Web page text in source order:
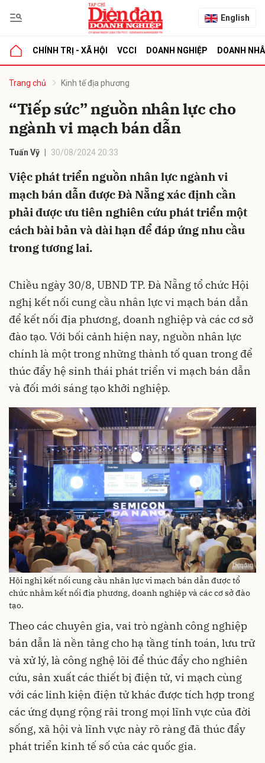
English
CHÍNH TRỊ - XÃ HỘI VCCI DOANH NGHIỆP DOANH
Trang chủ Kinh tế địa phương
“Tiếp sức” nguồn nhân lực cho
ngành vi mạch bán dẫn
Tuấn Vỹ 30/08/2024 20:33
Việc phát triển nguồn nhân lực ngành vi
mạch bán dẫn được Đà Nẵng xác định cần
phải được ưu tiên nghiên cứu phát triển một
cách bài bản và dài hạn để đáp ứng nhu cầu
trong tương lai.
Chiều ngày 30/8, UBND TP. Đà Nẵng tổ chức Hội
nghị kết nối cung cầu nhân lực vi mạch bán dẫn
để kết nối địa phương, doanh nghiệp và các cơ sở
đào tạo. Với bối cảnh hiện nay, nguồn nhân lực
chính là một trong những thành tố quan trong để
thúc đẩy hệ sinh thái phát triển vi mạch bán dẫn
và đối mới sáng tạo khởi nghiệp.
Hội nghị kết nối cung cầu nhân lực vi mạch bán dẫn được tổ
chức nhằm kết nối địa phương, doanh nghiệp và các cơ sở đào
tạo.
Theo các chuyên gia, vai trò ngành công nghiệp
bán dẫn là nền tảng cho hạ tầng tính toán, lưu trữ
và xử lý, là công nghệ lõi để thúc đẩy cho nghiên
cứu, sản xuất các thiết bị điện tử, vi mạch cùng
với các linh kiện điện tử khác được tích hợp trong
các ứng dụng rộng rãi trong mọi lĩnh vực của đời
sống, xã hội và lĩnh vực này rõ ràng đã thúc đẩy
phát triển kinh tế số của các quốc gia.
luận
Hủy